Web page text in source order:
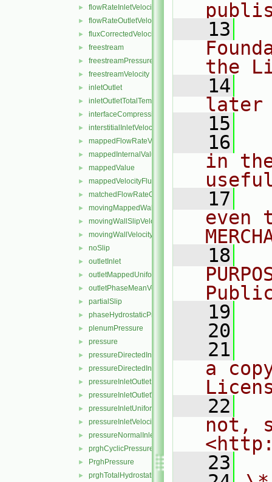
► flowRateInletVelocity
► flowRateOutletVelocity
► fluxCorrectedVelocity
► freestream
► freestreamPressure
► freestreamVelocity
► inletOutlet
► inletOutletTotalTemperature
► interfaceCompression
► interstitialInletVelocity
► mappedFlowRateVelocity
► mappedInternalValue
► mappedValue
► mappedVelocityFlux
► matchedFlowRateOutletVelocity
► movingMappedWallVelocity
► movingWallSlipVelocity
► movingWallVelocity
► noSlip
► outletInlet
► outletMappedUniformInlet
► outletPhaseMeanVelocity
► partialSlip
► phaseHydrostaticPressure
► plenumPressure
► pressure
► pressureDirectedInletOutletVelocity
► pressureDirectedInletVelocity
► pressureInletOutletParSlipVelocity
► pressureInletOutletVelocity
► pressureInletUniformVelocity
► pressureInletVelocity
► pressureNormalInletOutletVelocity
► prghCyclicPressure
► PrghPressure
► prghTotalHydrostaticPressure
   13
the
   14
later
   15
   16
in
   17
even
   18
   19
   20
   21
a
   22
not,
   23